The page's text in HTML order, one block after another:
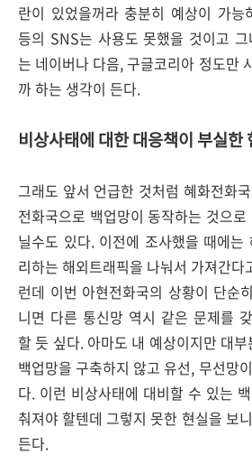
란이 있었을꺼라 충분히 예상이 가능
등의 SNS는 사용도 못했을 것이고
는 네이버나 다음, 구글코리아 정도만
까 하는 생각이 든다.
비상사태에 대한 대응책이 부실한
그래도 앞서 언급한 것처럼 혜화전화
전화국으로 백업망이 동작하는 것으
닐수도 있다. 이전에 조사했을 때에는
리하는 해외트래픽을 나눠서 가져간다
런데 이번 아현전화국의 상황이 단순
니면 다른 통신망 역시 같은 문제를
할 듯 싶다. 아마도 내 예상이지만 대
백업망을 구축하지 않고 유선, 무선망
다. 이런 비상사태에 대비할 수 있는
춰져야 할텐데 그렇지 못한 현실을 보
든다.